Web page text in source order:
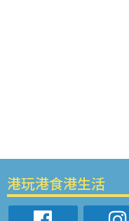
港玩港食港生活